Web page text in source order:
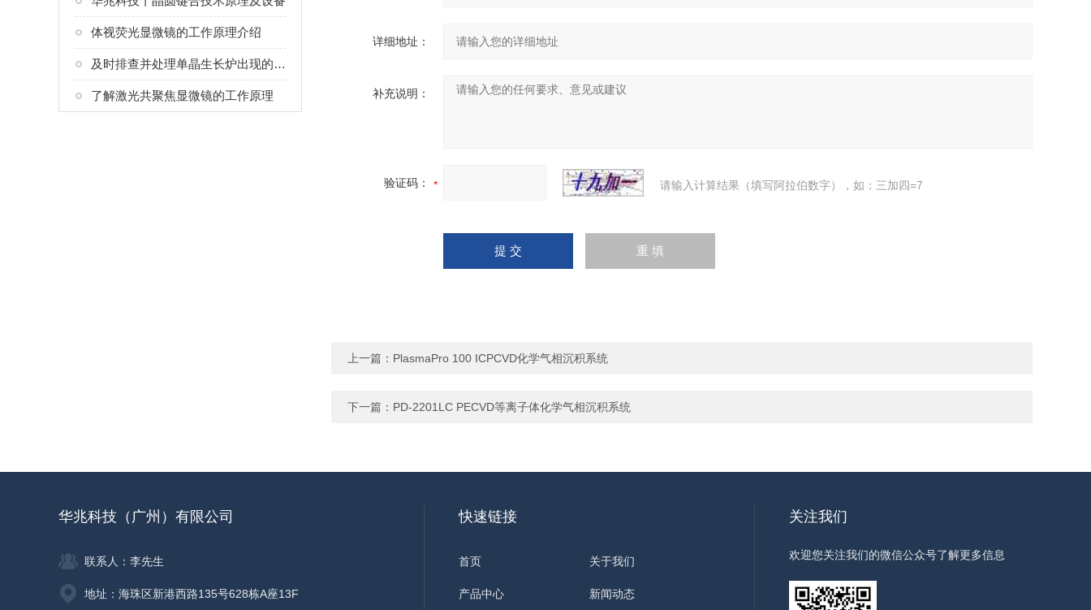
体视荧光显微镜的工作原理介绍
及时排查并处理单晶生长炉出现的问题能够有效稳定晶体生长环境
了解激光共聚焦显微镜的工作原理
详细地址：
补充说明：
验证码： 请输入计算结果（填写阿拉伯数字），如：三加四=7
上一篇： PlasmaPro 100 ICPCVD化学气相沉积系统
下一篇： PD-2201LC PECVD等离子体化学气相沉积系统
华兆科技（广州）有限公司
联系人：李先生
地址：海珠区新港西路135号628栋A座13F
快速链接
首页 关于我们
产品中心 新闻动态
关注我们
欢迎您关注我们的微信公众号了解更多信息